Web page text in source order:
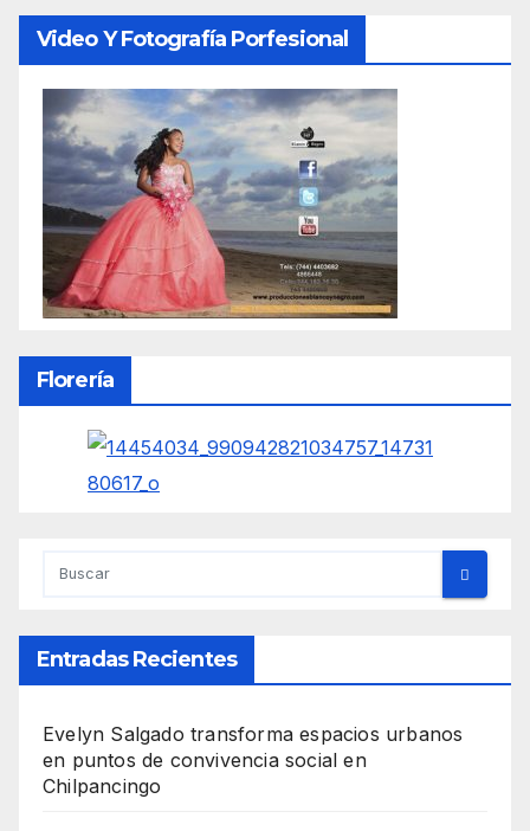
Video Y Fotografía Porfesional
Florería
Entradas Recientes
Evelyn Salgado transforma espacios urbanos
en puntos de convivencia social en
Chilpancingo